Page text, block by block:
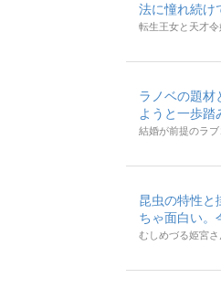
法に憧れ続け
転生王女と天才
ラノベの題材
ようと一歩踏
結婚が前提のラ
昆虫の特性と
ちゃ面白い。
むしめづる姫宮